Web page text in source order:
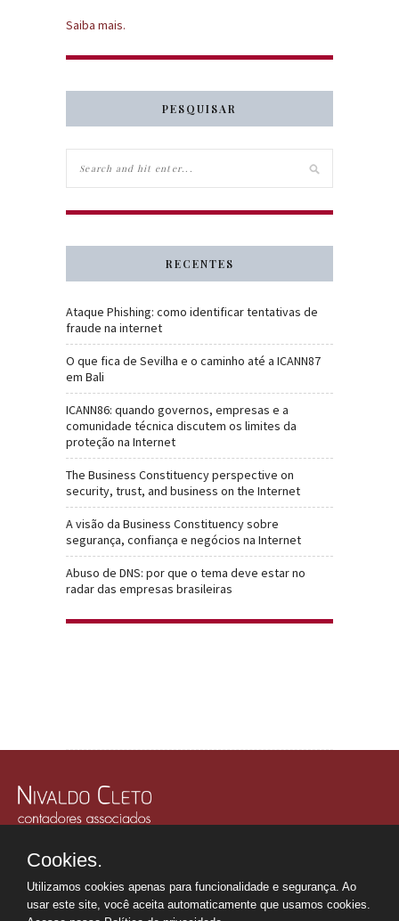
Saiba mais.
PESQUISAR
RECENTES
Ataque Phishing: como identificar tentativas de
fraude na internet
O que fica de Sevilha e o caminho até a ICANN87
em Bali
ICANN86: quando governos, empresas e a
comunidade técnica discutem os limites da
proteção na Internet
The Business Constituency perspective on
security, trust, and business on the Internet
A visão da Business Constituency sobre
segurança, confiança e negócios na Internet
Abuso de DNS: por que o tema deve estar no
radar das empresas brasileiras
Edifício Memorial Office Building - São Paulo - SP
Tel.: +55 112507-6249
Whatsapp: +55 1198669-0107
Cookies.
Utilizamos cookies apenas para funcionalidade e segurança. Ao
usar este site, você aceita automaticamente que usamos cookies.